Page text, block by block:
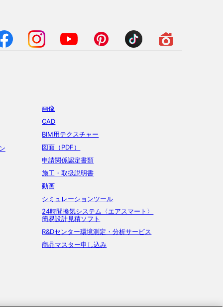
画像
CAD
BIM用テクスチャー
図面（PDF）
申請関係認定書類
施工・取扱説明書
動画
シミュレーションツール
24時間換気システム〈エアスマート〉
簡易設計見積ソフト
R&Dセンター環境測定・分析サービス
商品マスター申し込み